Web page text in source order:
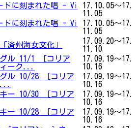
ドに刻まれた唱 - Vi
17.10.05～17.
11.05
ドに刻まれた唱 - Vi
17.10.05～17.
11.05
済州海女文化」
17.09.20～17.
11.10
ル 11/1 ［コリア
ーク...
17.09.19～17.
10.16
ル 10/28 ［コリア
17.09.19～17.
10.16
キー 10/30 ［コリア
17.09.19～17.
10.16
キー 10/28 ［コリア
17.09.19～17.
10.16